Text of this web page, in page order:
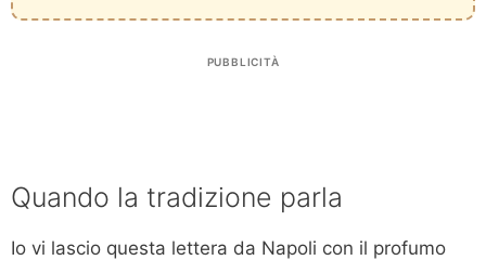
PUBBLICITÀ
Quando la tradizione parla
Io vi lascio questa lettera da Napoli con il profumo